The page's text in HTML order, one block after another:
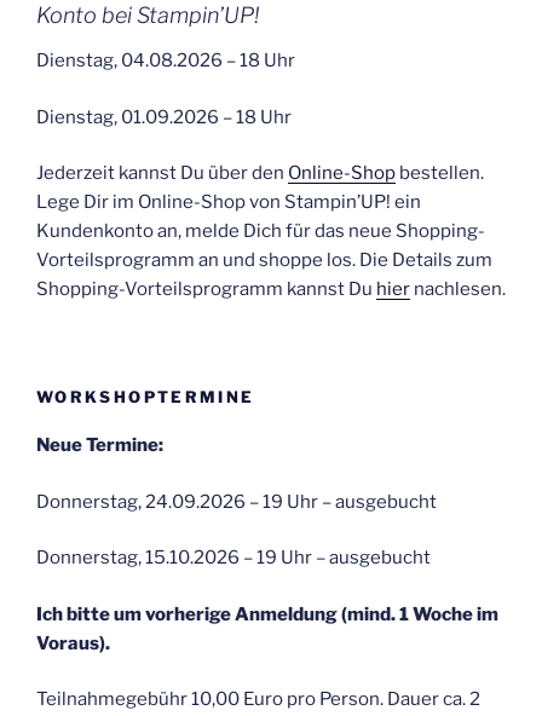
Konto bei Stampin’UP!
Dienstag, 04.08.2026 – 18 Uhr
Dienstag, 01.09.2026 – 18 Uhr
Jederzeit kannst Du über den Online-Shop bestellen.
Lege Dir im Online-Shop von Stampin’UP! ein
Kundenkonto an, melde Dich für das neue Shopping-
Vorteilsprogramm an und shoppe los. Die Details zum
Shopping-Vorteilsprogramm kannst Du hier nachlesen.
WORKSHOPTERMINE
Neue Termine:
Donnerstag, 24.09.2026 – 19 Uhr – ausgebucht
Donnerstag, 15.10.2026 – 19 Uhr – ausgebucht
Ich bitte um vorherige Anmeldung (mind. 1 Woche im
Voraus).
Teilnahmegebühr 10,00 Euro pro Person. Dauer ca. 2